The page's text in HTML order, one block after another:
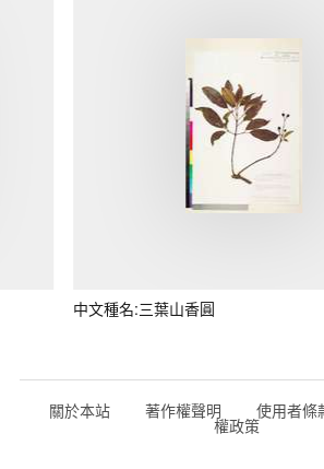
中文種名:三葉山香圓
關於本站 著作權聲明 使用者條
權政策